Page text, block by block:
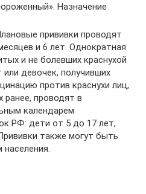
Назначение
прививки проводят
и 6 лет. Однократная
и не болевших краснухой
девочек, получивших
против краснухи лиц,
ранее, проводят в
календарем
РФ: дети от 5 до 17 лет,
также могут быть
населения.